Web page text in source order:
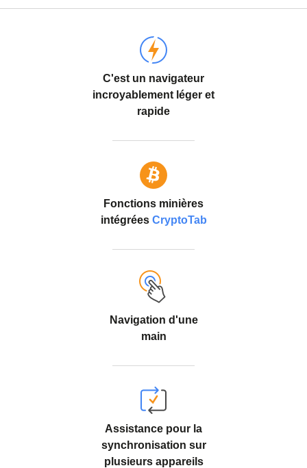
C'est un navigateur
incroyablement léger et
rapide
Fonctions minières
intégrées CryptoTab
Navigation d'une
main
Assistance pour la
synchronisation sur
plusieurs appareils